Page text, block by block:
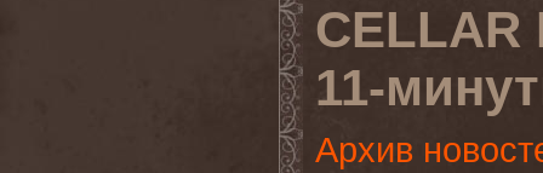
CELLAR
11-
Архив